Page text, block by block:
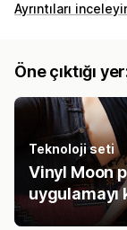
Ayrıntıları
Öne çıktığı
Teknoloji seti
Vinyl Moon
uygulamayı